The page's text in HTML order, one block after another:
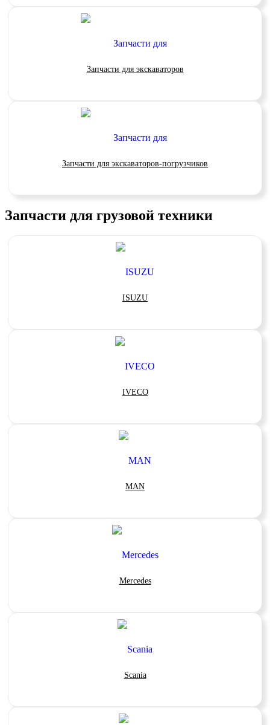
Запчасти для экскаваторов
Запчасти для экскаваторов-погрузчиков
Запчасти для грузовой техники
ISUZU
IVECO
MAN
Mercedes
Scania